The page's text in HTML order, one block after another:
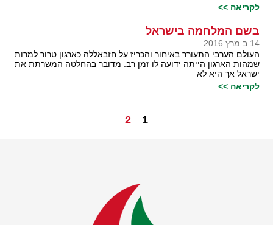
לקריאה >>
בשם המלחמה בישראל
14 ב מרץ 2016
העולם הערבי התעורר באיחור והכריז על חזבאללה כארגון טרור למרות
שמהות הארגון הייתה ידועה לו זמן רב. מדובר בהחלטה המשרתת את
ישראל אך היא לא
לקריאה >>
1
2